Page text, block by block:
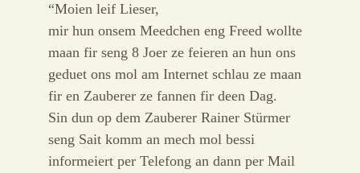
“Moien leif Lieser,
mir hun onsem Meedchen eng Freed wollte
maan fir seng 8 Joer ze feieren an hun ons
geduet ons mol am Internet schlau ze maan
fir en Zauberer ze fannen fir deen Dag.
Sin dun op dem Zauberer Rainer Stürmer
seng Sait komm an mech mol bessi
informeiert per Telefong an dann per Mail